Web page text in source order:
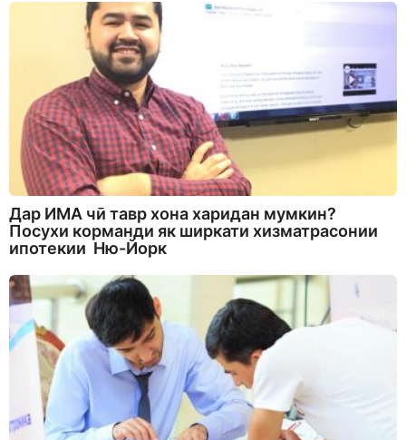
Дар ИМА чӣ тавр хона харидан мумкин?
Посухи корманди як ширкати хизматрасонии
ипотекии Ню-Йорк